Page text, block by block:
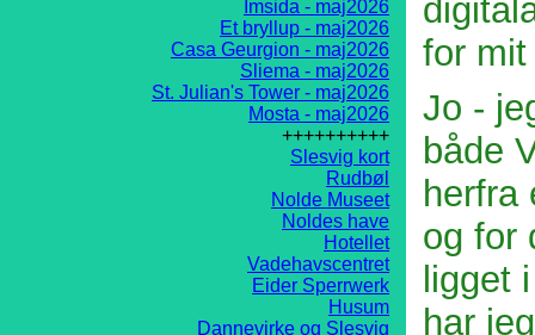
Imsida - maj2026
Et bryllup - maj2026
Casa Geurgion - maj2026
Sliema - maj2026
St. Julian's Tower - maj2026
Mosta - maj2026
++++++++++
Slesvig kort
Rudbøl
Nolde Museet
Noldes have
Hotellet
Vadehavscentret
Eider Sperrwerk
Husum
Dannevirke og Slesvig
for
Jo -
både
herfra
og for
ligget
har